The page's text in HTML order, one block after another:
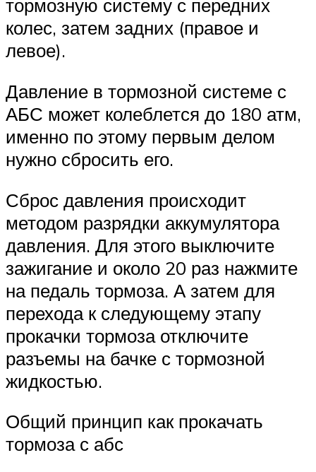
тормозную систему с передних
колес, затем задних (правое и
левое).
Давление в тормозной системе с
АБС может колеблется до 180 атм,
именно по этому первым делом
нужно сбросить его.
Сброс давления происходит
методом разрядки аккумулятора
давления. Для этого выключите
зажигание и около 20 раз нажмите
на педаль тормоза. А затем для
перехода к следующему этапу
прокачки тормоза отключите
разъемы на бачке с тормозной
жидкостью.
Общий принцип как прокачать
тормоза с абс